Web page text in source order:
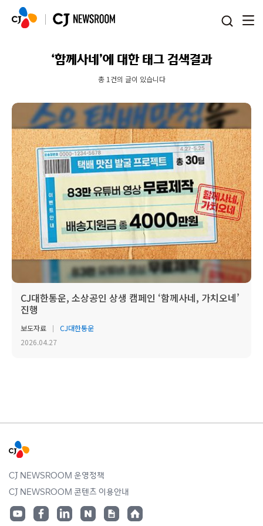
‘함께사네’에 대한 태그 검색결과
총 1건의 글이 있습니다
CJ대한통운, 소상공인 상생 캠페인 ‘함께사네, 가치오네’
진행
보도자료
CJ대한통운
2026.04.27
CJ NEWSROOM 운영정책
CJ NEWSROOM 콘텐츠 이용안내